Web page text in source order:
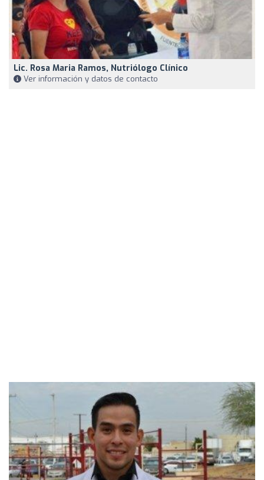
Lic. Rosa Maria Ramos, Nutriólogo Clínico
Ver información y datos de contacto